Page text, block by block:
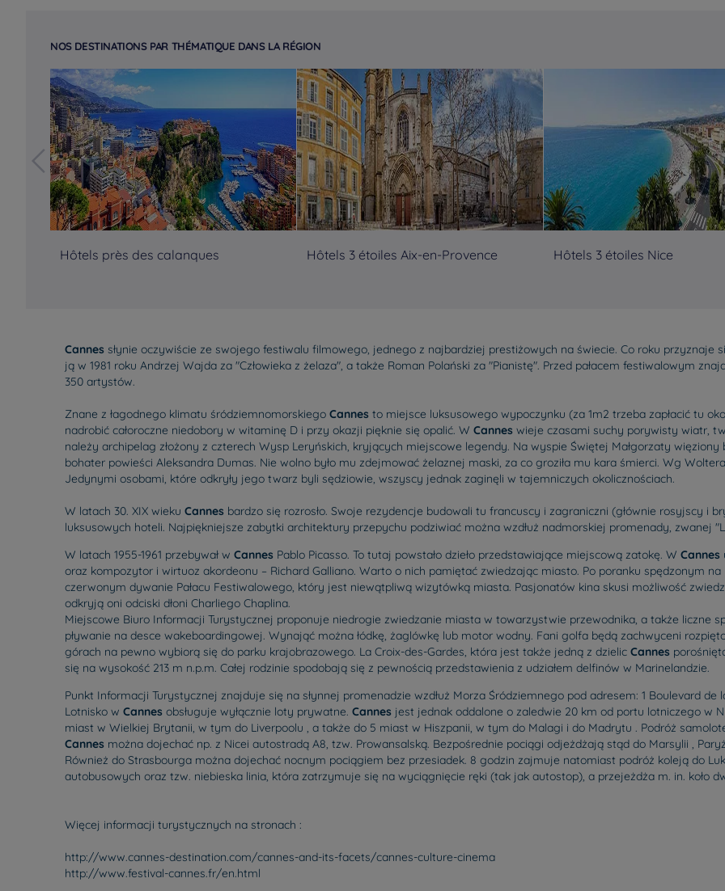
NOS DESTINATIONS PAR THÉMATIQUE DANS LA RÉGION
Hôtels près des calanques Hôtels 3 étoiles Aix-en-Provence Hôtels 3 étoiles Nice
Cannes słynie oczywiście ze swojego festiwalu filmowego, jednego z najbardziej prestiżowych na świecie. Co roku przyznaje
ją w 1981 roku Andrzej Wajda za "Człowieka z żelaza", a także Roman Polański za "Pianistę". Przed pałacem festiwalowym
350 artystów.
Znane z łagodnego klimatu śródziemnomorskiego Cannes to miejsce luksusowego wypoczynku (za 1m2 trzeba zapłacić tu
nadrobić całoroczne niedobory w witaminę D i przy okazji pięknie się opalić. W Cannes wieje czasami suchy porywisty wiatr,
należy archipelag złożony z czterech Wysp Leryńskich, kryjących miejscowe legendy. Na wyspie Świętej Małgorzaty więziony
bohater powieści Aleksandra Dumas. Nie wolno było mu zdejmować żelaznej maski, za co groziła mu kara śmierci. Wg
Jedynymi osobami, które odkryły jego twarz byli sędziowie, wszyscy jednak zaginęli w tajemniczych okolicznościach.
W latach 30. XIX wieku Cannes bardzo się rozrosło. Swoje rezydencje budowali tu francuscy i zagraniczni (głównie rosyjscy i
luksusowych hoteli. Najpiękniejsze zabytki architektury przepychu podziwiać można wzdłuż nadmorskiej promenady, zwanej
W latach 1955-1961 przebywał w Cannes Pablo Picasso. To tutaj powstało dzieło przedstawiające miejscową zatokę. W Cannes
oraz kompozytor i wirtuoz akordeonu – Richard Galliano. Warto o nich pamiętać zwiedzając miasto. Po poranku spędzonym
czerwonym dywanie Pałacu Festiwalowego, który jest niewątpliwą wizytówką miasta. Pasjonatów kina skusi możliwość
odkryją oni odciski dłoni Charliego Chaplina.
Miejscowe Biuro Informacji Turystycznej proponuje niedrogie zwiedzanie miasta w towarzystwie przewodnika, a także liczne
pływanie na desce wakeboardingowej. Wynająć można łódkę, żaglówkę lub motor wodny. Fani golfa będą zachwyceni
górach na pewno wybiorą się do parku krajobrazowego. La Croix-des-Gardes, która jest także jedną z dzielic Cannes
się na wysokość 213 m n.p.m. Całej rodzinie spodobają się z pewnością przedstawienia z udziałem delfinów w Marinelandzie.
Punkt Informacji Turystycznej znajduje się na słynnej promenadzie wzdłuż Morza Śródziemnego pod adresem: 1 Boulevard de
Lotnisko w Cannes obsługuje wyłącznie loty prywatne. Cannes jest jednak oddalone o zaledwie 20 km od portu lotniczego w
miast w Wielkiej Brytanii, w tym do Liverpoolu , a także do 5 miast w Hiszpanii, w tym do Malagi i do Madrytu . Podróż
Cannes można dojechać np. z Nicei autostradą A8, tzw. Prowansalską. Bezpośrednie pociągi odjeżdżają stąd do Marsylii ,
Również do Strasbourga można dojechać nocnym pociągiem bez przesiadek. 8 godzin zajmuje natomiast podróż koleją do
autobusowych oraz tzw. niebieska linia, która zatrzymuje się na wyciągnięcie ręki (tak jak autostop), a przejeżdża m. in. koło
Więcej informacji turystycznych na stronach :
http://www.cannes-destination.com/cannes-and-its-facets/cannes-culture-cinema
http://www.festival-cannes.fr/en.html